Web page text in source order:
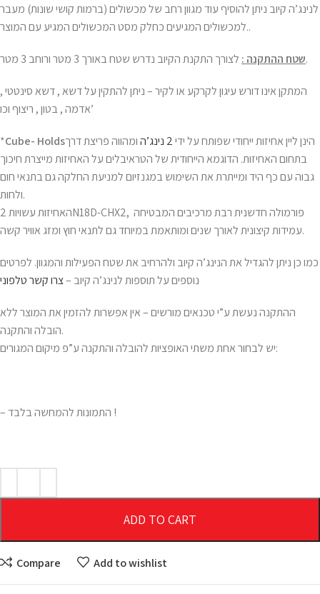
לנינג’ה קיוב ניתן להוסיף עוד מגוון רחב של מכשולים (ברמות קושי שונות) מעבר
למכשולים המגיעים כחלק מסט המכשולים המגיע עם המוצר..
שטח ההתקנה :לצורך התקנת הקיוב נדרש שטח באורך 3 מטר ורוחב 3 מטר.
המתקן אינו דורש עיגון לקרקע או לקיר – ניתן להתקין על דשא , דשא סינטטי ,
אדמה , בטון , ריצוף וכו’
*Cube- Holds הינן ליין אחיזות ייחודי שפותח על ידי2 נינג’ה
ומהווה פריצת דרך
בתחום האחיזות. הדוגמא הייחודית של הטראיבלים על האחיזות מייצרת חיכוך
גבוה עם כף היד ומייתרת את השימוש במגנזיום למניעת החלקה גם בתנאי חום
ולחות.
האחיזות עשויות 2N18D-CHX2, פורמולה חדשנית רבת מרכיבים המבטיחה
עמידות קיצונית לאורך שנים ומותאמת במיוחד גם לתנאי חוץ ומזג אוויר קשה.
כמו כן ניתן להגדיל את הנינג’ה קיוב ולהרחיב את שטח הפעילות והמגוון. לפרטים
נוספים על תוספות לנינג’ה קיוב –צרו קשר טלפוני
ההתקנה נעשת ע”י טכנאים מורשים – אין אפשרות להזמין את המוצר ללא
הובלה והתקנה.
יש לבחור אחת משתי האופציות להובלה והתקנה ע”פ מיקום המגורים:
– התמונות להמחשה בלבד !
ADD TO CART
Compare Add to wishlist